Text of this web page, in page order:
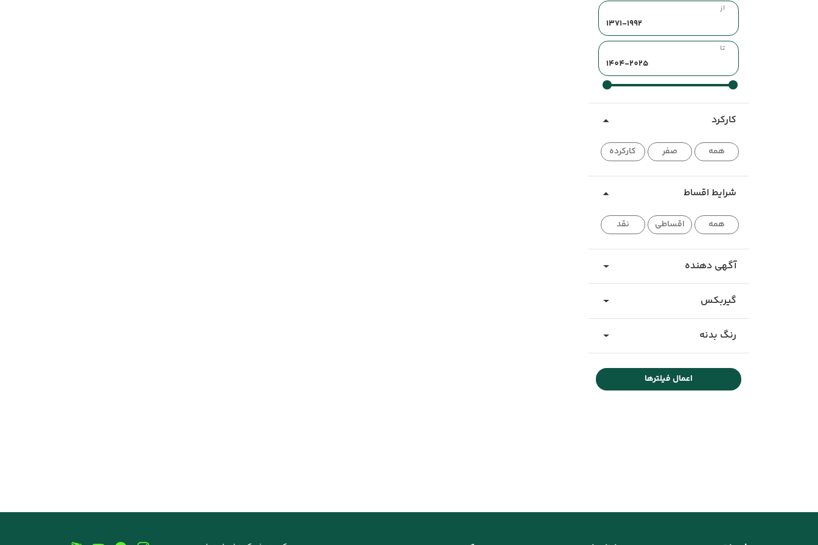
از
تا
کارکرد
همه صفر کارکرده
شرایط اقساط
همه اقساطی نقد
آگهی دهنده
گیربکس
رنگ بدنه
اعمال فیلترها